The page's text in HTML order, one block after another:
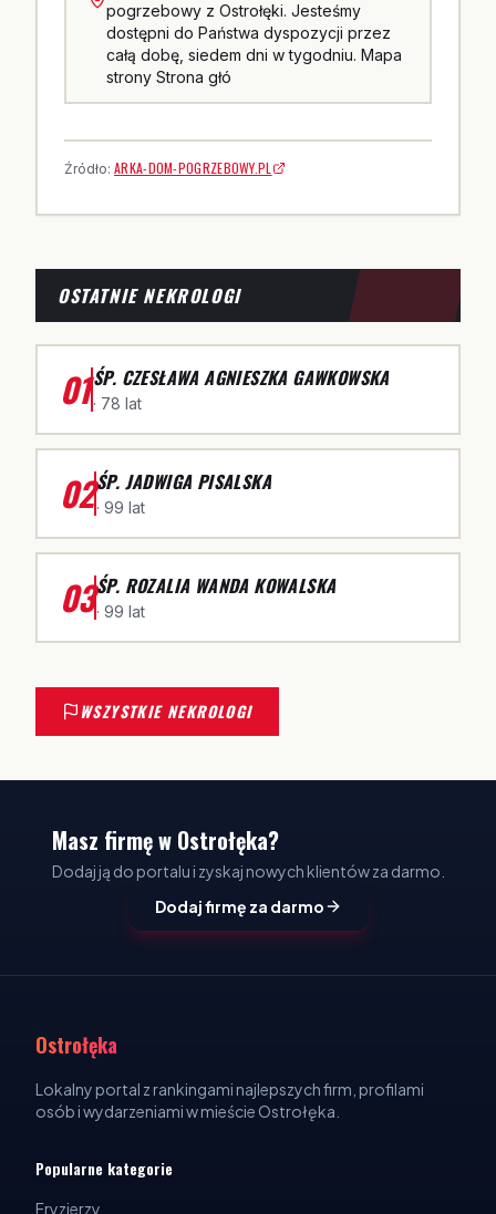
pogrzebowy z Ostrołęki. Jesteśmy
dostępni do Państwa dyspozycji przez
całą dobę, siedem dni w tygodniu. Mapa
strony Strona głó
Źródło: ARKA-DOM-POGRZEBOWY.PL
OSTATNIE NEKROLOGI
01ŚP. CZESŁAWA AGNIESZKA GAWKOWSKA
· 78 lat
02ŚP. JADWIGA PISALSKA
· 99 lat
03ŚP. ROZALIA WANDA KOWALSKA
· 99 lat
WSZYSTKIE NEKROLOGI
Masz firmę w Ostrołęka?
Dodaj ją do portalu i zyskaj nowych klientów za darmo.
Dodaj firmę za darmo
Ostrołęka
Lokalny portal z rankingami najlepszych firm, profilami
osób i wydarzeniami w mieście Ostrołęka.
Popularne kategorie
Fryzjerzy